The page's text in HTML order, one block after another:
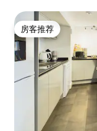
房客推荐
房客推荐